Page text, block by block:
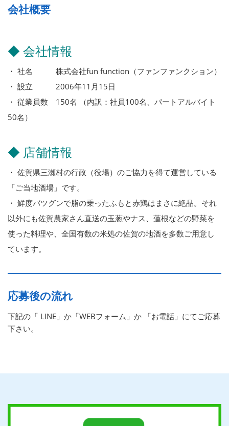
会社概要
◆ 会社情報
・ 社名 株式会社fun function（ファンファンクション）
・ 設立 2006年11月15日
・ 従業員数 150名 （内訳：社員100名、パートアルバイト
50名）
◆ 店舗情報
・ 佐賀県三瀬村の行政（役場）のご協力を得て運営している
「ご当地酒場」です。
・ 鮮度バツグンで脂の乗ったふもと赤鶏はまさに絶品。それ
以外にも佐賀農家さん直送の玉葱やナス、蓮根などの野菜を
使った料理や、全国有数の米処の佐賀の地酒を多数ご用意し
ています。
応募後の流れ
下記の「 LINE」か「WEBフォーム」か 「お電話」にてご応募
下さい。